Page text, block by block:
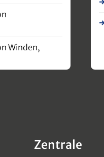
Winden,
Zentrale